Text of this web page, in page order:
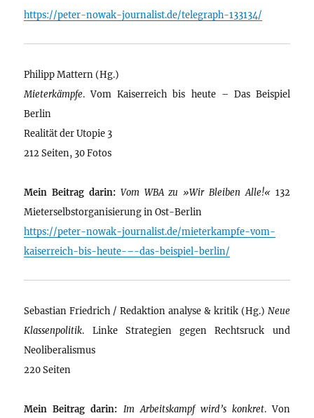
https://peter-nowak-journalist.de/telegraph-133134/
Philipp Mattern (Hg.)
Mieterkämpfe. Vom Kaiserreich bis heute – Das Beispiel
Berlin
Realität der Utopie 3
212 Seiten, 30 Fotos
Mein Beitrag darin: Vom WBA zu »Wir Bleiben Alle!« 132
Mieterselbstorganisierung in Ost-Berlin
https://peter-nowak-journalist.de/mieterkampfe-vom-
kaiserreich-bis-heute-–-das-beispiel-berlin/
Sebastian Friedrich / Redaktion analyse & kritik (Hg.) Neue
Klassenpolitik. Linke Strategien gegen Rechtsruck und
Neoliberalismus
220 Seiten
Mein Beitrag darin: Im Arbeitskampf wird’s konkret. Von